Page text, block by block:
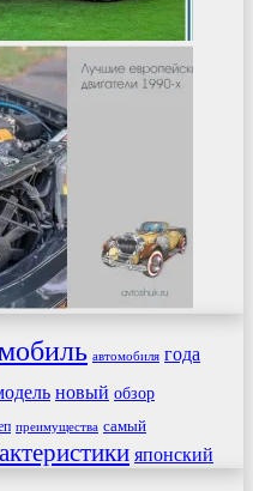
автомобиля года
новый обзор
преимущества самый
японский